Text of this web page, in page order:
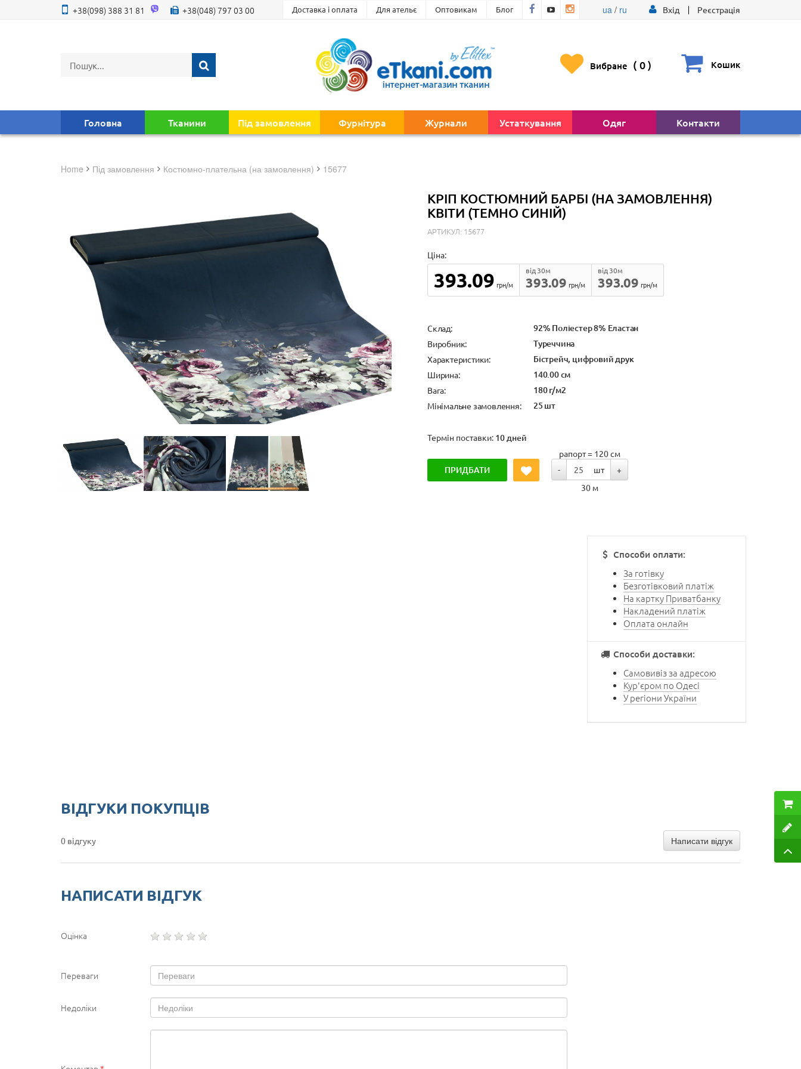
+38(098) 388 31 81 +38(048) 797 03 00 Доставка і оплата Для ательє Оптовикам Блог ua/ ru Вхід Реєстрація
Вибране ( 0) Кошик
Головна Тканини Під замовлення Фурнітура Журнали Устаткування Одяг Контакти
Home під замовлення костюмно-плательна (на замовлення) 15677
КРІП КОСТЮМНИЙ БАРБІ (НА ЗАМОВЛЕННЯ)
КВІТИ (ТЕМНО СИНІЙ)
АРТИКУЛ: 15677
Ціна:
393.09 грн/м 393.09
від 30м
грн/м
393.09
від 30м
грн/м
Cклад: 92% Поліестер 8% Еластан
Виробник: Туреччина
Характеристики: Бістрейч, цифровий друк
Ширина: 140.00 см
Вага: 180 г/м2
Мінімальне замовлення: 25 шт
Термін поставки: 10 дней
ПРИДБАТИ
рапорт = 120 см
-
шт
+
30 м
Способи оплати:
За готівку
Безготівковий платіж
На картку Приватбанку
Накладений платіж
Оплата онлайн
Способи доставки:
Самовивіз за адресою
Кур'єром по Одесі
У регіони України
ВІДГУКИ ПОКУПЦІВ
0 відгуку Написати відгук
НАПИСАТИ ВІДГУК
Оцінка
Переваги
Недоліки